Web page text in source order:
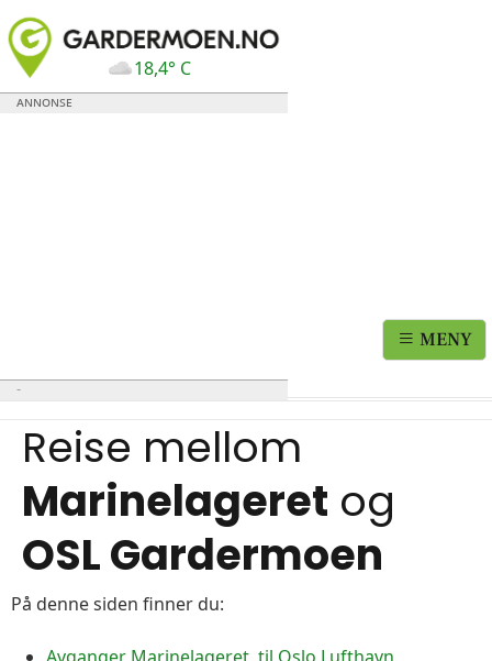
18,4° C
MENY
Reise mellom
Marinelageret og
OSL Gardermoen
På denne siden finner du: